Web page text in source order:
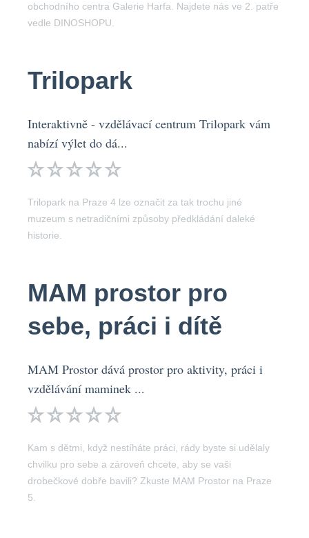
obchodního centra Galerie Harfa. Najdete nás ve 2. patře
vedle DINOSHOPU.
Trilopark
Interaktivně - vzdělávací centrum Trilopark vám
nabízí výlet do dá...
Trilopark na Praze 4 lze označit za tak trochu jiné
muzeum s netradičními způsoby předkládání daleké
historie.
MAM prostor pro
sebe, práci i dítě
MAM Prostor dává prostor pro aktivity, práci i
vzdělávání maminek ...
Kam s dětmi, když nestíháte práci, rády byste si udělaly
chvilku pro sebe a zároveň chcete, aby se vaši
drobečkové dobře bavili? Zkuste MAM Prostor na Praze
5.